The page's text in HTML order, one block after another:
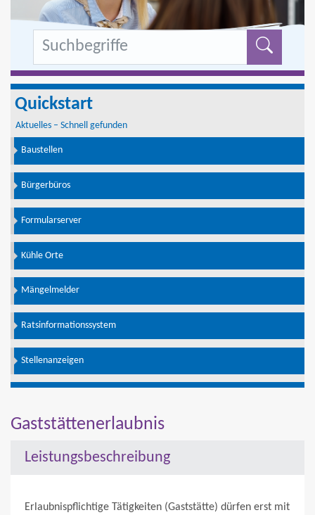
Quickstart
Aktuelles – Schnell gefunden
Baustellen
Bürgerbüros
Formularserver
Kühle Orte
Mängelmelder
Ratsinformationssystem
Stellenanzeigen
Gaststättenerlaubnis
Leistungsbeschreibung
Erlaubnispflichtige Tätigkeiten (Gaststätte) dürfen erst mit